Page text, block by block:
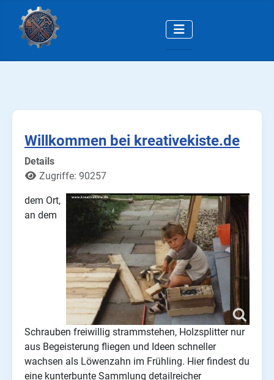
Willkommen bei kreativekiste.de
Details
Zugriffe: 90257
dem Ort,
an dem
Schrauben freiwillig strammstehen, Holzsplitter nur
aus Begeisterung fliegen und Ideen schneller
wachsen als Löwenzahn im Frühling. Hier findest du
eine kunterbunte Sammlung detailreicher